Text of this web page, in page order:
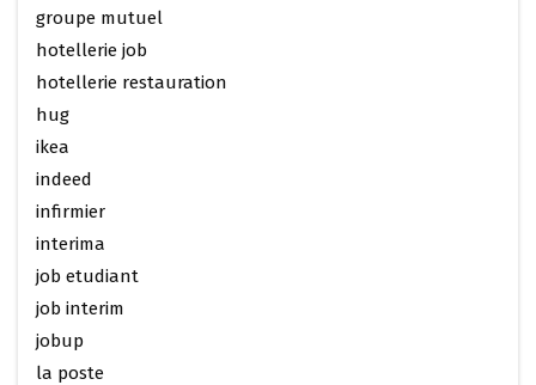
groupe mutuel
hotellerie job
hotellerie restauration
hug
ikea
indeed
infirmier
interima
job etudiant
job interim
jobup
la poste